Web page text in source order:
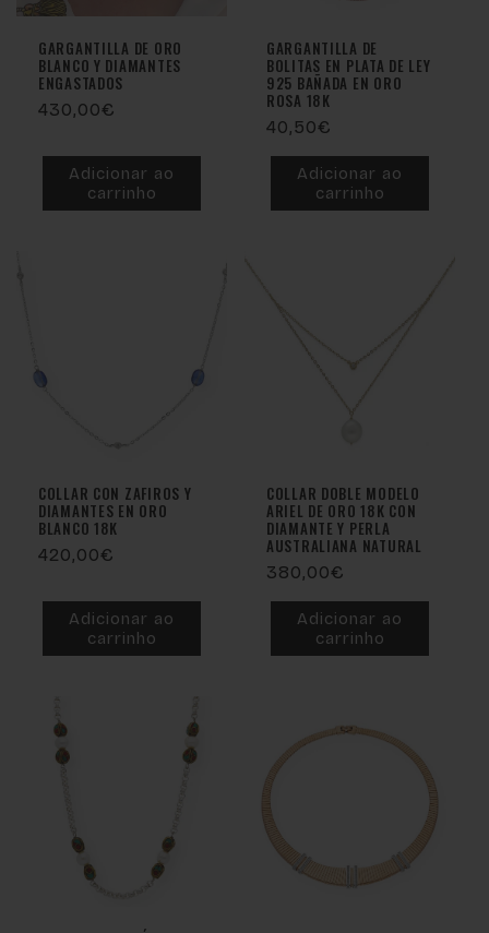
GARGANTILLA DE ORO
BLANCO Y DIAMANTES
ENGASTADOS
Preço
430,00€
Adicionar ao
carrinho
GARGANTILLA DE
BOLITAS EN PLATA DE LEY
925 BAÑADA EN ORO
ROSA 18K
Preço
normal
40,50€
Adicionar ao
carrinho
COLLAR CON ZAFIROS Y
DIAMANTES EN ORO
BLANCO 18K
Preço
420,00€
Adicionar ao
carrinho
COLLAR DOBLE MODELO
ARIEL DE ORO 18K CON
DIAMANTE Y PERLA
AUSTRALIANA NATURAL
Preço
normal
380,00€
Adicionar ao
carrinho
Esgotado